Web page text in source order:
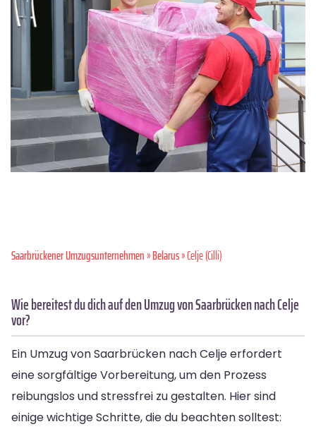
Saarbrückener Umzugsunternehmen»Belarus» Celje (Cilli)
Wie bereitest du dich auf den Umzug von Saarbrücken nach Celje
vor?
Ein Umzug von Saarbrücken nach Celje erfordert
eine sorgfältige Vorbereitung, um den Prozess
reibungslos und stressfrei zu gestalten. Hier sind
einige wichtige Schritte, die du beachten solltest: